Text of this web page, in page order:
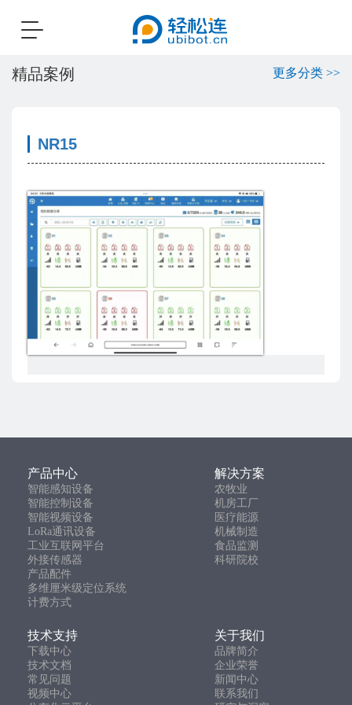
Toggle
精品案例 更多分类 >>
NR15
产品中心 解决方案
智能感知设备
农牧业
智能控制设备
机房工厂
智能视频设备
医疗能源
LoRa通讯设备
机械制造
工业互联网平台
食品监测
外接传感器
科研院校
产品配件
多维厘米级定位系统
计费方式
技术支持 关于我们
下载中心
品牌简介
技术文档
企业荣誉
常见问题
新闻中心
视频中心
联系我们